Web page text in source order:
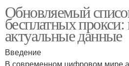
Обновляемый
бесплатных прокси:
актуальные данные
Введение
В современном цифровом мире